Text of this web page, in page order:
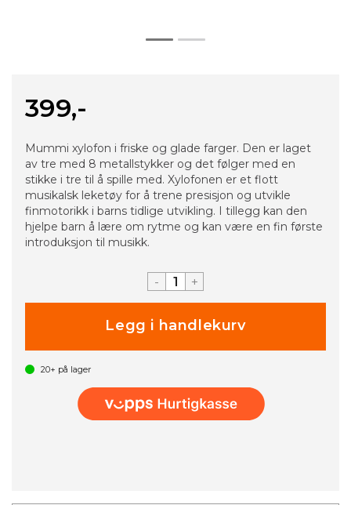
399,-
Mummi xylofon i friske og glade farger. Den er laget
av tre med 8 metallstykker og det følger med en
stikke i tre til å spille med. Xylofonen er et flott
musikalsk leketøy for å trene presisjon og utvikle
finmotorikk i barns tidlige utvikling. I tillegg kan den
hjelpe barn å lære om rytme og kan være en fin første
introduksjon til musikk.
- +
20+ på lager